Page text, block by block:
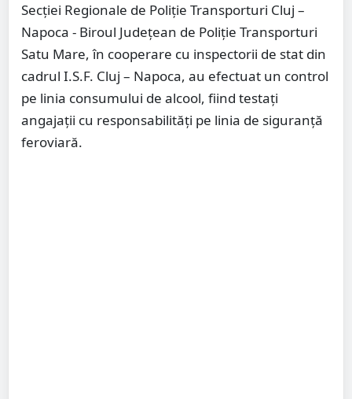
Secției Regionale de Poliție Transporturi Cluj –
Napoca - Biroul Județean de Poliție Transporturi
Satu Mare, în cooperare cu inspectorii de stat din
cadrul I.S.F. Cluj – Napoca, au efectuat un control
pe linia consumului de alcool, fiind testați
angajații cu responsabilități pe linia de siguranță
feroviară.